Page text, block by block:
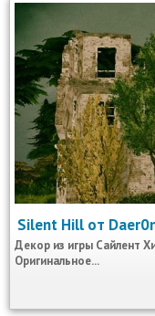
Silent Hill от
Декор из игры Сайлент
Оригинальное...